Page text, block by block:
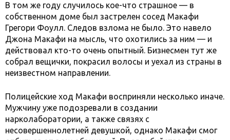
В том же году случилось кое-что страшное — в
собственном доме был застрелен сосед Макафи
Грегори Фоулл. Следов взлома не было. Это навело
Джона Макафи на мысль, что охотились за ним — и
действовал кто-то очень опытный. Бизнесмен тут же
собрал вещички, покрасил волосы и уехал из страны в
неизвестном направлении.
Полицейские ход Макафи восприняли несколько иначе.
Мужчину уже подозревали в создании
нарколаборатории, а также связях с
несовершеннолетней девушкой, однако Макафи смог